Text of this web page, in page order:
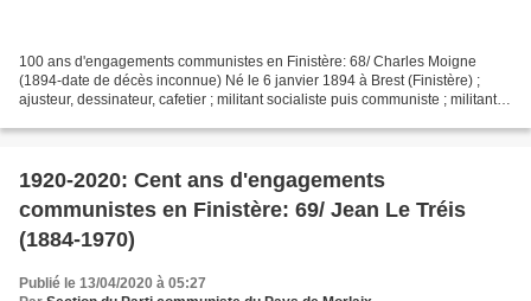
100 ans d'engagements communistes en Finistère: 68/ Charles Moigne
(1894-date de décès inconnue) Né le 6 janvier 1894 à Brest (Finistère) ;
ajusteur, dessinateur, cafetier ; militant socialiste puis communiste ; militant
1920-2020: Cent ans d'engagements
communistes en Finistère: 69/ Jean Le Tréis
(1884-1970)
Publié le 13/04/2020 à 05:27